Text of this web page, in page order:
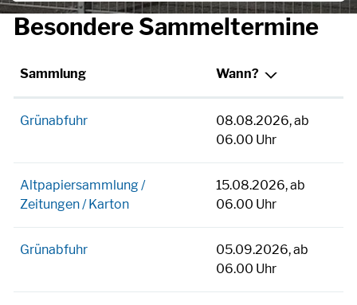
Besondere Sammeltermine
Sammlung Wann?
Grünabfuhr
08.08.2026, ab
06.00 Uhr
Altpapiersammlung /
Zeitungen / Karton
15.08.2026, ab
06.00 Uhr
Grünabfuhr
05.09.2026, ab
06.00 Uhr